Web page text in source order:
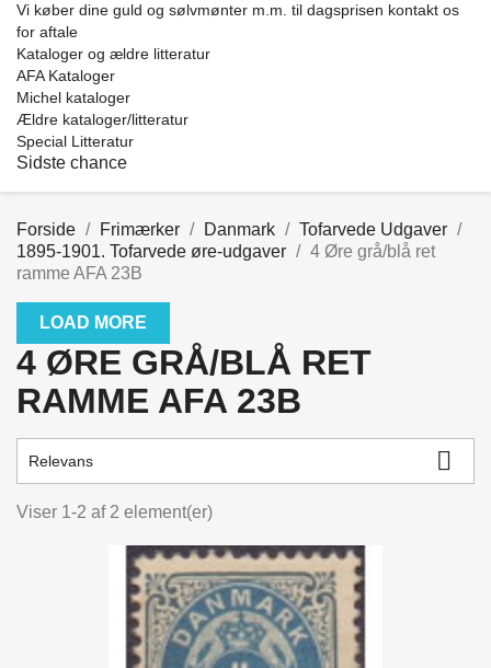
Vi køber dine guld og sølvmønter m.m. til dagsprisen kontakt os
for aftale
Kataloger og ældre litteratur
AFA Kataloger
Michel kataloger
Ældre kataloger/litteratur
Special Litteratur
Sidste chance
Forside Frimærker Danmark
Tofarvede Udgaver
1895-1901. Tofarvede øre-udgaver
4 Øre grå/blå ret
ramme AFA 23B
Clear
Price
VIEW PRODUCTS2
LOAD MORE
4 ØRE GRÅ/BLÅ RET
RAMME AFA 23B
Relevans 
Viser 1-2 af 2 element(er)